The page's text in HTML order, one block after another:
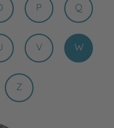
P Q
V W
Z